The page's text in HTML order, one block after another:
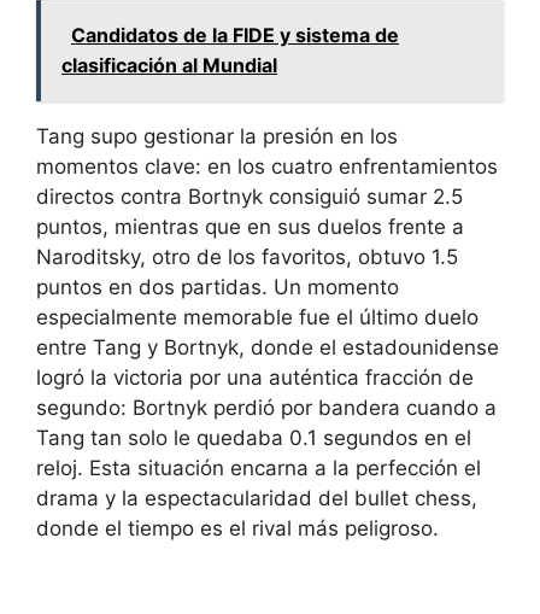
Candidatos de la FIDE y sistema de
clasificación al Mundial
Tang supo gestionar la presión en los
momentos clave: en los cuatro enfrentamientos
directos contra Bortnyk consiguió sumar 2.5
puntos, mientras que en sus duelos frente a
Naroditsky, otro de los favoritos, obtuvo 1.5
puntos en dos partidas. Un momento
especialmente memorable fue el último duelo
entre Tang y Bortnyk, donde el estadounidense
logró la victoria por una auténtica fracción de
segundo: Bortnyk perdió por bandera cuando a
Tang tan solo le quedaba 0.1 segundos en el
reloj. Esta situación encarna a la perfección el
drama y la espectacularidad del bullet chess,
donde el tiempo es el rival más peligroso.